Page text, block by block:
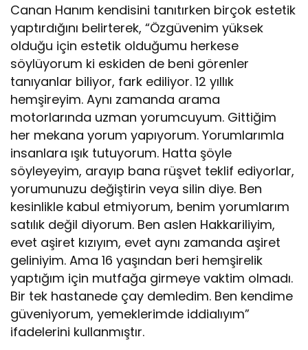
Canan Hanım kendisini tanıtırken birçok estetik
yaptırdığını belirterek, “Özgüvenim yüksek
olduğu için estetik olduğumu herkese
söylüyorum ki eskiden de beni görenler
tanıyanlar biliyor, fark ediliyor. 12 yıllık
hemşireyim. Aynı zamanda arama
motorlarında uzman yorumcuyum. Gittiğim
her mekana yorum yapıyorum. Yorumlarımla
insanlara ışık tutuyorum. Hatta şöyle
söyleyeyim, arayıp bana rüşvet teklif ediyorlar,
yorumunuzu değiştirin veya silin diye. Ben
kesinlikle kabul etmiyorum, benim yorumlarım
satılık değil diyorum. Ben aslen Hakkariliyim,
evet aşiret kızıyım, evet aynı zamanda aşiret
geliniyim. Ama 16 yaşından beri hemşirelik
yaptığım için mutfağa girmeye vaktim olmadı.
Bir tek hastanede çay demledim. Ben kendime
güveniyorum, yemeklerimde iddialıyım”
ifadelerini kullanmıştır.